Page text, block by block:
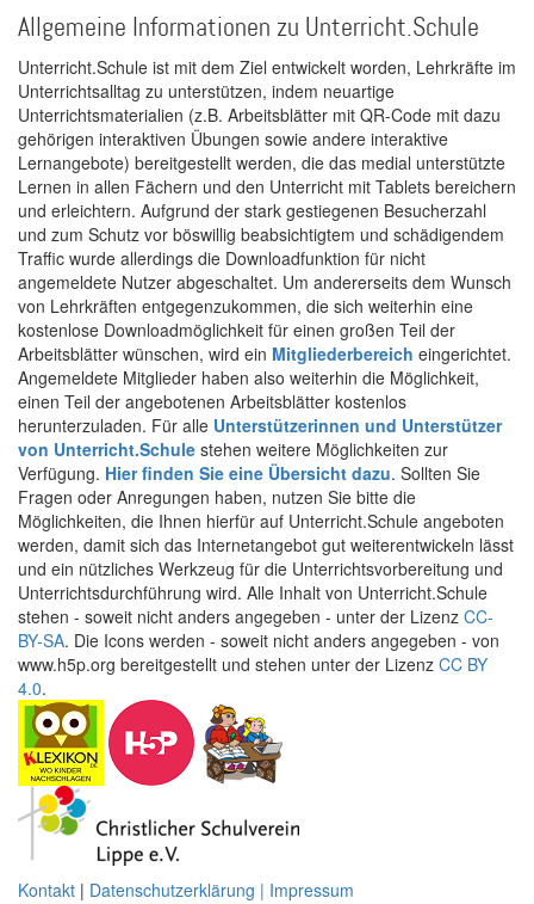
Allgemeine Informationen zu Unterricht.Schule
Unterricht.Schule ist mit dem Ziel entwickelt worden, Lehrkräfte im
Unterrichtsalltag zu unterstützen, indem neuartige
Unterrichtsmaterialien (z.B. Arbeitsblätter mit QR-Code mit dazu
gehörigen interaktiven Übungen sowie andere interaktive
Lernangebote) bereitgestellt werden, die das medial unterstützte
Lernen in allen Fächern und den Unterricht mit Tablets bereichern
und erleichtern. Aufgrund der stark gestiegenen Besucherzahl
und zum Schutz vor böswillig beabsichtigtem und schädigendem
Traffic wurde allerdings die Downloadfunktion für nicht
angemeldete Nutzer abgeschaltet. Um andererseits dem Wunsch
von Lehrkräften entgegenzukommen, die sich weiterhin eine
kostenlose Downloadmöglichkeit für einen großen Teil der
Arbeitsblätter wünschen, wird ein Mitgliederbereich eingerichtet.
Angemeldete Mitglieder haben also weiterhin die Möglichkeit,
einen Teil der angebotenen Arbeitsblätter kostenlos
herunterzuladen. Für alle Unterstützerinnen und Unterstützer
von Unterricht.Schule stehen weitere Möglichkeiten zur
Verfügung. Hier finden Sie eine Übersicht dazu. Sollten Sie
Fragen oder Anregungen haben, nutzen Sie bitte die
Möglichkeiten, die Ihnen hierfür auf Unterricht.Schule angeboten
werden, damit sich das Internetangebot gut weiterentwickeln lässt
und ein nützliches Werkzeug für die Unterrichtsvorbereitung und
Unterrichtsdurchführung wird. Alle Inhalt von Unterricht.Schule
stehen - soweit nicht anders angegeben - unter der Lizenz CC-
BY-SA. Die Icons werden - soweit nicht anders angegeben - von
www.h5p.org bereitgestellt und stehen unter der Lizenz CC BY
4.0.
Kontakt | Datenschutzerklärung | Impressum